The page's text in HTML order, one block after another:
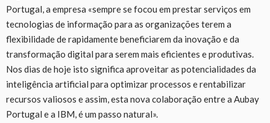
Portugal, a empresa «sempre se focou em prestar serviços em
tecnologias de informação para as organizações terem a
flexibilidade de rapidamente beneficiarem da inovação e da
transformação digital para serem mais eficientes e produtivas.
Nos dias de hoje isto significa aproveitar as potencialidades da
inteligência artificial para optimizar processos e rentabilizar
recursos valiosos e assim, esta nova colaboração entre a Aubay
Portugal e a IBM, é um passo natural».